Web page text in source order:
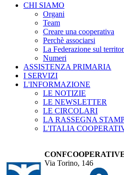
CHI SIAMO
Organi
Team
Creare una cooperativa
Perchè associarsi
La Federazione sul
Numeri
ASSISTENZA PRIMARIA
I SERVIZI
L'INFORMAZIONE
LE NOTIZIE
LE NEWSLETTER
LE CIRCOLARI
LA RASSEGNA
L'ITALIA
Via Torino, 146